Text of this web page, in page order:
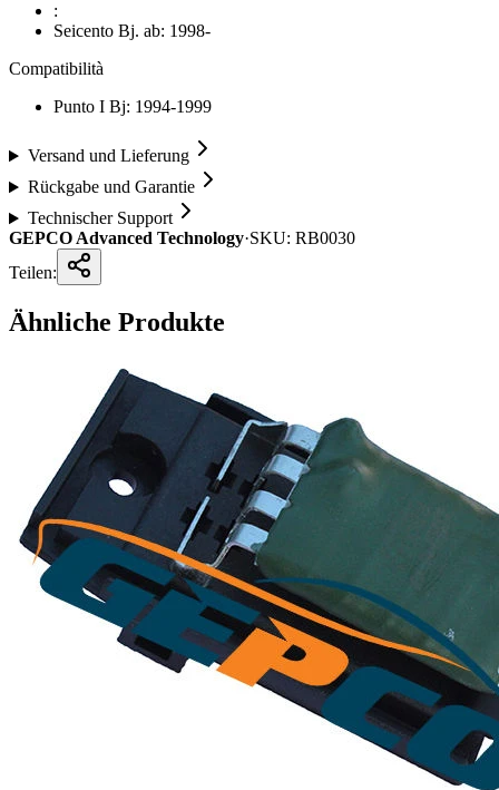
:
Seicento Bj. ab: 1998-
Compatibilità
Punto I Bj: 1994-1999
Versand und Lieferung
Rückgabe und Garantie
Technischer Support
GEPCO Advanced Technology·SKU: RB0030
Teilen:
Ähnliche Produkte